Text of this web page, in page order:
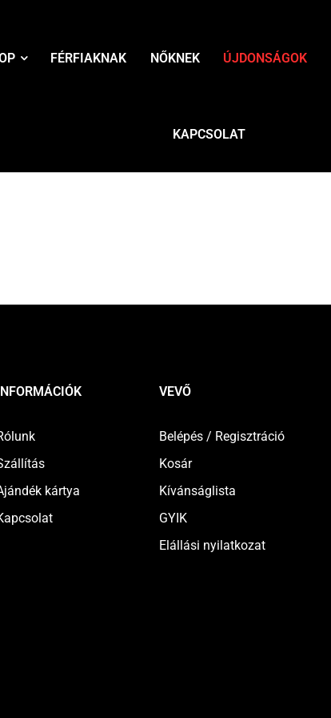
FÉRFIAKNAK NŐKNEK ÚJDONSÁGOK
KAPCSOLAT
kártya
VEVŐ
Belépés / Regisztráció
Kosár
Kívánságlista
GYIK
Elállási nyilatkozat